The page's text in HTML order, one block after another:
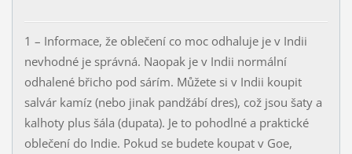
1 – Informace, že oblečení co moc odhaluje je v Indii
nevhodné je správná. Naopak je v Indii normální
odhalené břicho pod sárím. Můžete si v Indii koupit
salvár kamíz (nebo jinak pandžábí dres), což jsou šaty a
kalhoty plus šála (dupata). Je to pohodlné a praktické
oblečení do Indie. Pokud se budete koupat v Goe,